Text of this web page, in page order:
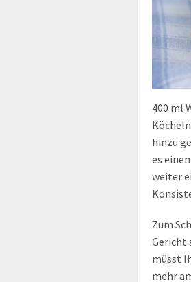
400 ml
hinzu
es
weiter
Zum
Gericht
müsst
mehr